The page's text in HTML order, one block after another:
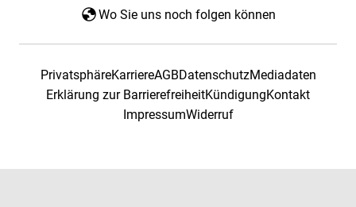
Wo Sie uns noch folgen können
PrivatsphäreKarriereAGBDatenschutzMediadaten
Erklärung zur BarrierefreiheitKündigungKontakt
ImpressumWiderruf